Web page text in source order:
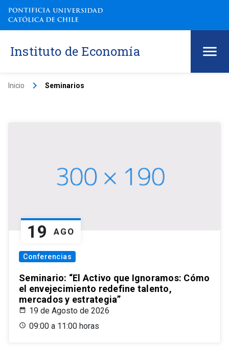
Instituto de Economía
Inicio keyboard_arrow_right Seminarios
19 AGO
Conferencias
Seminario: “El Activo que Ignoramos: Cómo
el envejecimiento redefine talento,
mercados y estrategia”
19 de Agosto de 2026
09:00 a 11:00 horas